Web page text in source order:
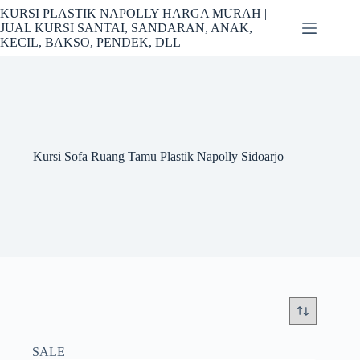
Skip
to
content
KURSI PLASTIK NAPOLLY HARGA MURAH |
JUAL KURSI SANTAI, SANDARAN, ANAK,
KECIL, BAKSO, PENDEK, DLL
Kursi Sofa Ruang Tamu Plastik Napolly Sidoarjo
SALE